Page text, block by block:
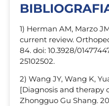
1) Herman AM, Marzo
current review.
84. doi: 10.3928/
25102502.
2) Wang JY, Wang K,
[Diagnosis and therapy
Zhongguo Gu Shang.